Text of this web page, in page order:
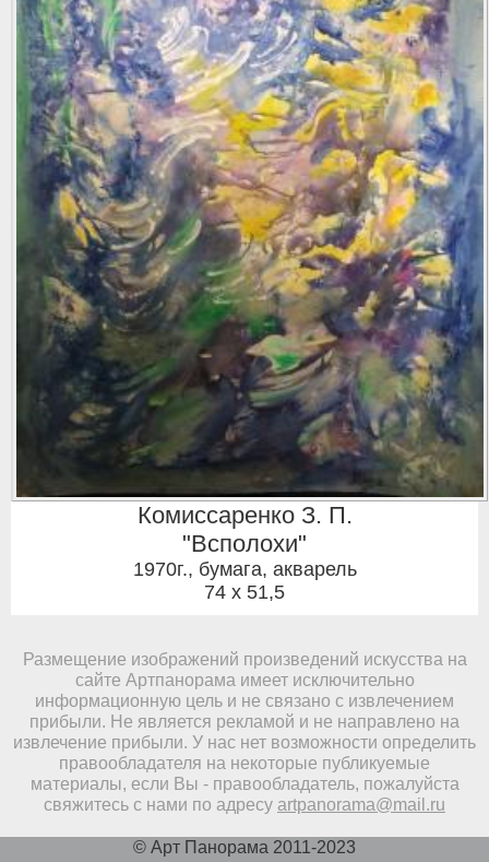
Комиссаренко З. П.
"Всполохи"
1970г., бумага, акварель
74 x 51,5
Размещение изображений произведений искусства на
сайте Артпанорама имеет исключительно
информационную цель и не связано с извлечением
прибыли. Не является рекламой и не направлено на
извлечение прибыли. У нас нет возможности определить
правообладателя на некоторые публикуемые
материалы, если Вы - правообладатель, пожалуйста
свяжитесь с нами по адресу artpanorama@mail.ru
© Арт Панорама 2011-2023